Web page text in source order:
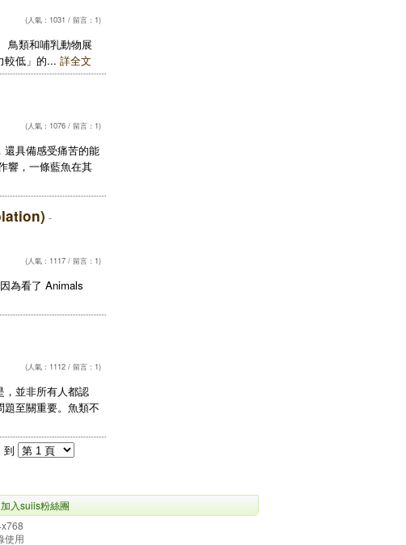
(人氣：1031 / 留言：1)
鳥類和哺乳動物展
較低」的... 詳全文
(人氣：1076 / 留言：1)
還具備感受痛苦的能
響，一條藍魚在其
-
(人氣：1117 / 留言：1)
為看了 Animals
(人氣：1112 / 留言：1)
，並非所有人都認
至關重要。魚類不
到
加入suiis粉絲團
使用